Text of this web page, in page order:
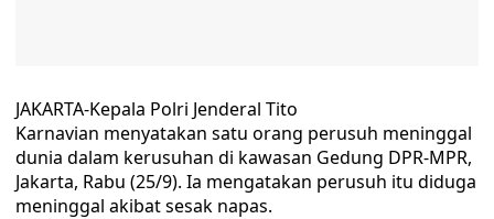
JAKARTA-Kepala Polri Jenderal Tito
Karnavian menyatakan satu orang perusuh meninggal
dunia dalam kerusuhan di kawasan Gedung DPR-MPR,
Jakarta, Rabu (25/9). Ia mengatakan perusuh itu diduga
meninggal akibat sesak napas.